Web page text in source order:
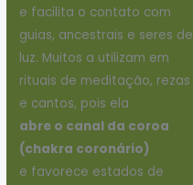
e facilita o contato com
guias, ancestrais e seres de
luz. Muitos a utilizam em
rituais de meditação, rezas
e cantos, pois ela
abre o canal da coroa
(chakra coronário)
e favorece estados de